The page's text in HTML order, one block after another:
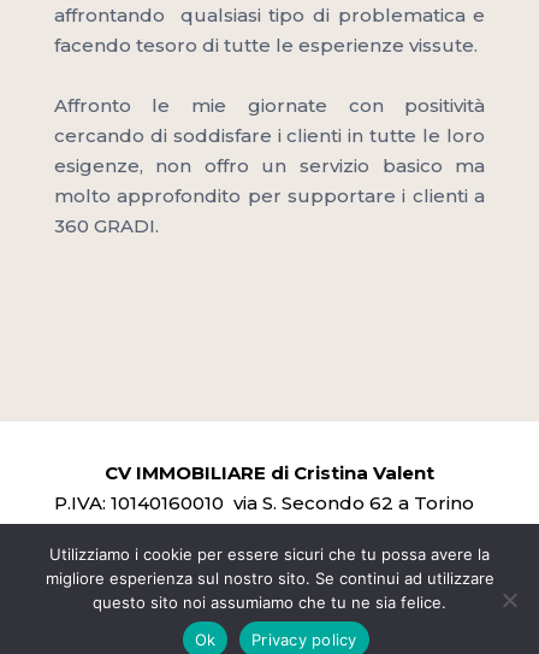
affrontando qualsiasi tipo di problematica e
facendo tesoro di tutte le esperienze vissute.
Affronto le mie giornate con positività
cercando di soddisfare i clienti in tutte le loro
esigenze, non offro un servizio basico ma
molto approfondito per supportare i clienti a
360 GRADI.
CV IMMOBILIARE di Cristina Valent
P.IVA:10140160010via S. Secondo 62 a Torino
1955
Privacy Policy –
Sito realizzato da
Leonteweb
Utilizziamo i cookie per essere sicuri che tu possa avere la
migliore esperienza sul nostro sito. Se continui ad utilizzare
questo sito noi assumiamo che tu ne sia felice.
Ok
Privacy policy
Buongiorno, come possiamo aiutarti?